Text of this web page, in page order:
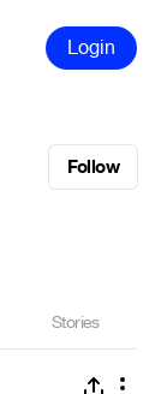
Login
Follow
Stories